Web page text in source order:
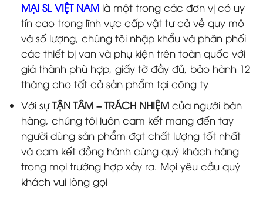
MẠI SL VIỆT NAMlà một trong các đơn vị có uy
tín cao trong lĩnh vực cấp vật tư cả về quy mô
và số lượng, chúng tôi nhập khẩu và phân phối
các thiết bị van và phụ kiện trên toàn quốc với
giá thành phù hợp, giấy tờ đầy đủ, bảo hành 12
tháng cho tất cả sản phẩm tại công ty
Với sựTẬN TÂM – TRÁCH NHIỆMcủa người bán
hàng, chúng tôi luôn cam kết mang đến tay
người dùng sản phẩm đạt chất lượng tốt nhất
và cam kết đồng hành cùng quý khách hàng
trong mọi trường hợp xảy ra. Mọi yêu cầu quý
khách vui lòng gọi